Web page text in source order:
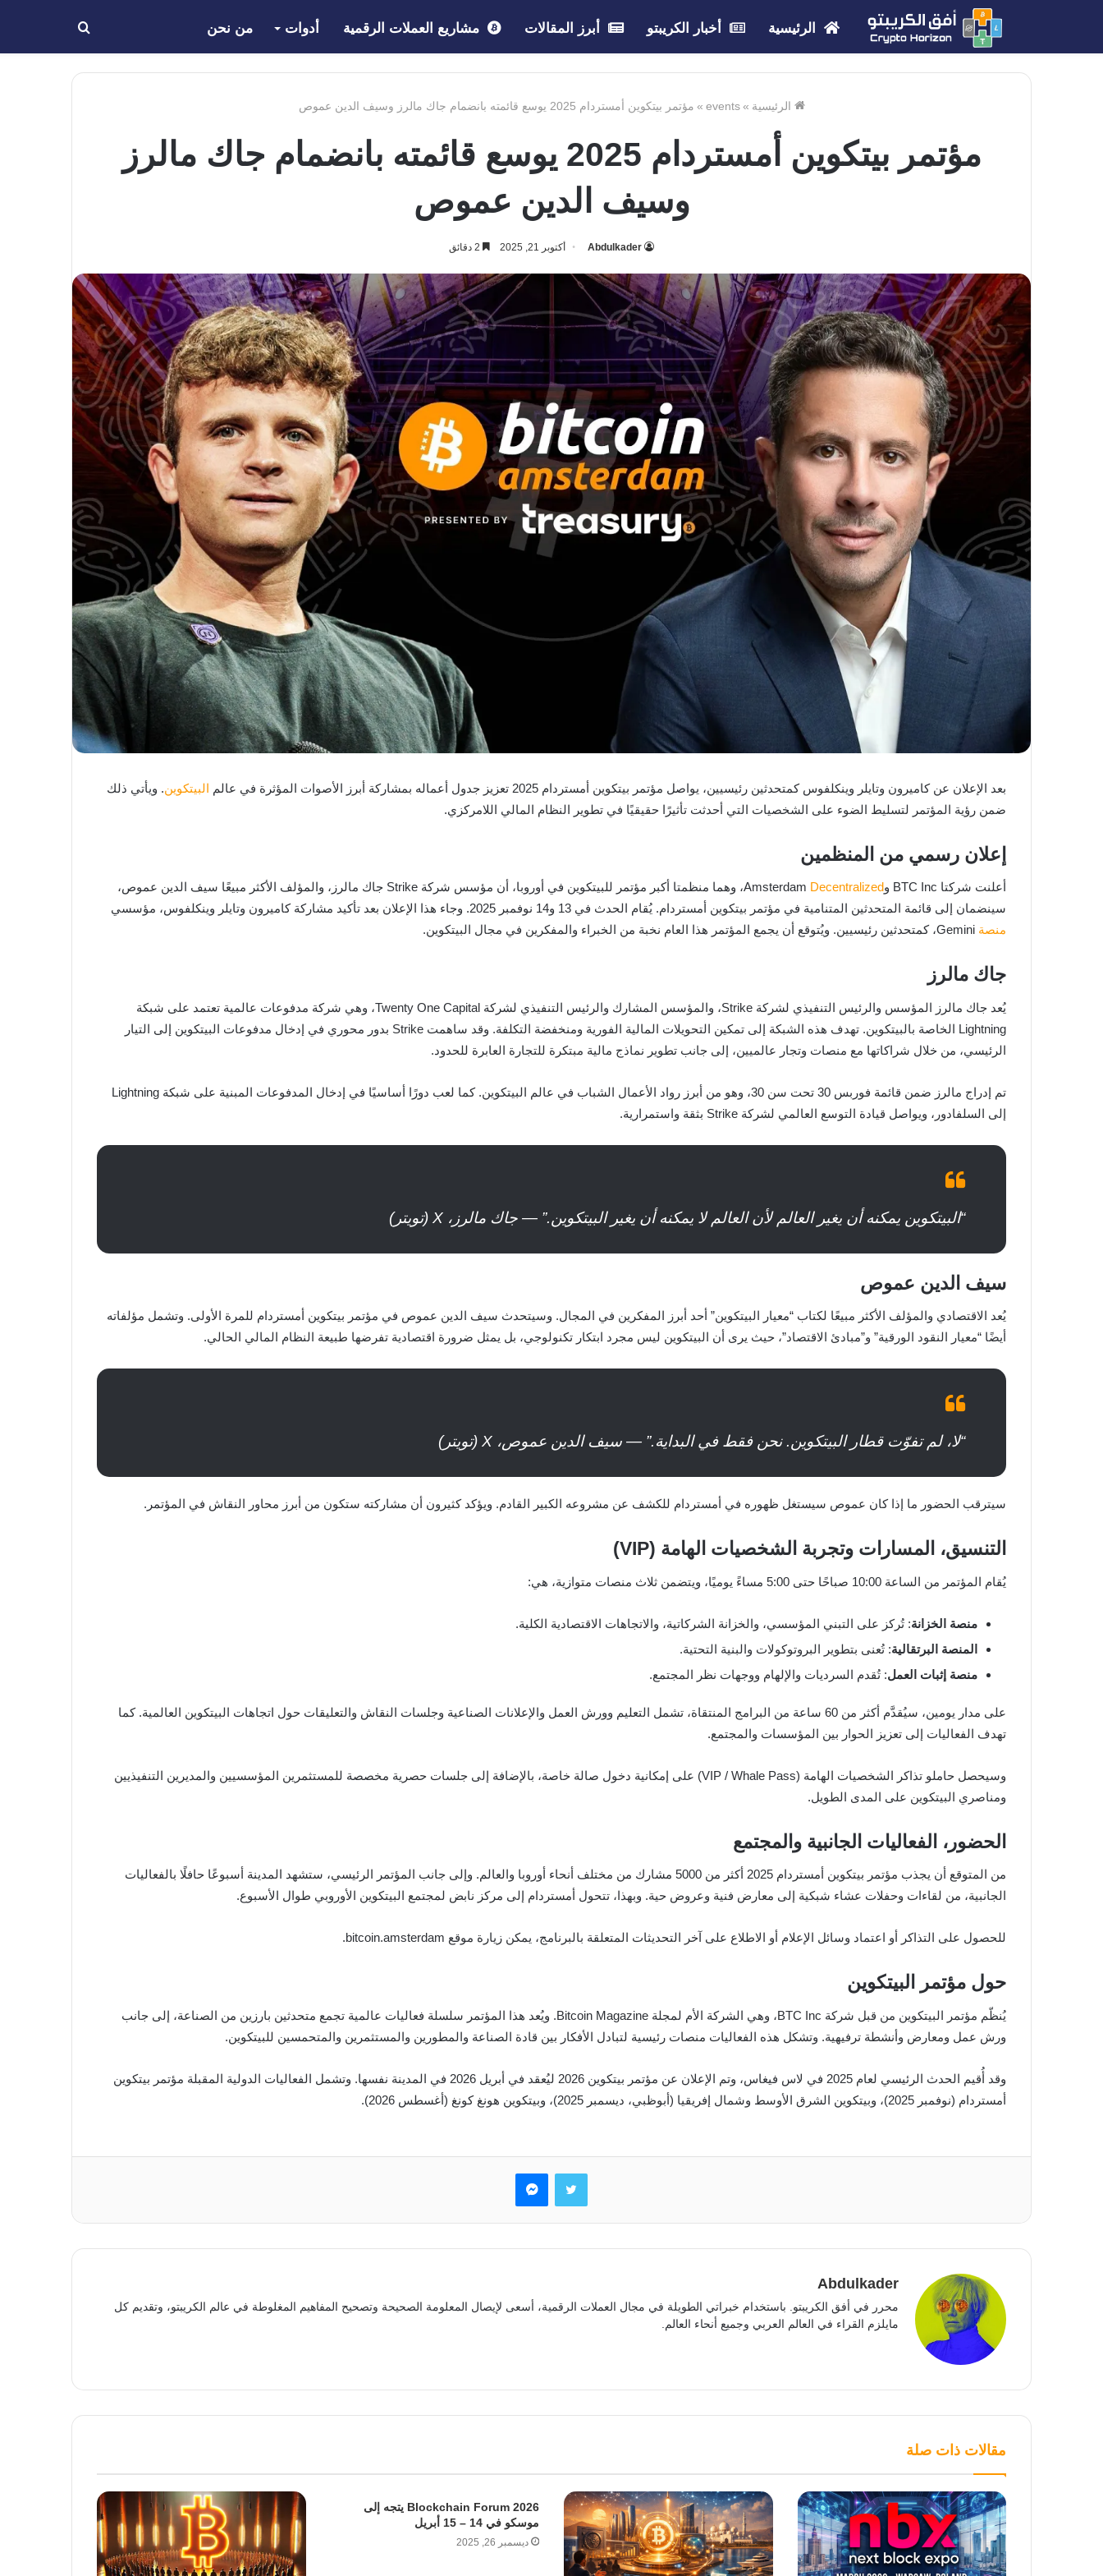
الرئيسية أخبار الكريبتو أبرز المقالات مشاريع العملات الرقمية أدوات من نحن بحث
عن
الرئيسية »
events
» مؤتمر بيتكوين أمستردام 2025 يوسع قائمته بانضمام جاك مالرز وسيف الدين عموص
مؤتمر بيتكوين أمستردام 2025 يوسع قائمته بانضمام جاك مالرز
وسيف الدين عموص
Abdulkader أكتوبر 21, 2025
بعد الإعلان عن كاميرون وتايلر وينكلفوس كمتحدثين رئيسيين، يواصل مؤتمر بيتكوين أمستردام 2025 تعزيز جدول أعماله بمشاركة أبرز الأصوات المؤثرة في عالم البيتكوين. ويأتي ذلك
ضمن رؤية المؤتمر لتسليط الضوء على الشخصيات التي أحدثت تأثيرًا حقيقيًا في تطوير النظام المالي اللامركزي.
إعلان رسمي من المنظمين
أعلنت شركتا BTC Inc وAmsterdam Decentralized
، وهما منظمتا أكبر مؤتمر للبيتكوين في أوروبا، أن مؤسس شركة Strike جاك مالرز، والمؤلف الأكثر مبيعًا سيف الدين عموص،
سينضمان إلى قائمة المتحدثين المتنامية في مؤتمر بيتكوين أمستردام. يُقام الحدث في 13 و14 نوفمبر 2025. وجاء هذا الإعلان بعد تأكيد مشاركة كاميرون وتايلر وينكلفوس، مؤسسي
منصة
جاك مالرز
يُعد جاك مالرز المؤسس والرئيس التنفيذي لشركة Strike، والمؤسس المشارك والرئيس التنفيذي لشركة Twenty One Capital، وهي شركة مدفوعات عالمية تعتمد على شبكة
Lightning الخاصة بالبيتكوين. تهدف هذه الشبكة إلى تمكين التحويلات المالية الفورية ومنخفضة التكلفة. وقد ساهمت Strike بدور محوري في إدخال مدفوعات البيتكوين إلى التيار
الرئيسي، من خلال شراكاتها مع منصات وتجار عالميين، إلى جانب تطوير نماذج مالية مبتكرة للتجارة العابرة للحدود.
تم إدراج مالرز ضمن قائمة فوربس 30 تحت سن 30، وهو من أبرز رواد الأعمال الشباب في عالم البيتكوين. كما لعب دورًا أساسيًا في إدخال المدفوعات المبنية على شبكة Lightning
إلى السلفادور، ويواصل قيادة التوسع العالمي لشركة Strike بثقة واستمرارية.
“البيتكوين يمكنه أن يغير العالم لأن العالم لا يمكنه أن يغير البيتكوين.” — جاك مالرز، X (تويتر)
سيف الدين عموص
يُعد الاقتصادي والمؤلف الأكثر مبيعًا لكتاب “معيار البيتكوين” أحد أبرز المفكرين في المجال. وسيتحدث سيف الدين عموص في مؤتمر بيتكوين أمستردام للمرة الأولى. وتشمل مؤلفاته
أيضًا “معيار النقود الورقية” و”مبادئ الاقتصاد”، حيث يرى أن البيتكوين ليس مجرد ابتكار تكنولوجي، بل يمثل ضرورة اقتصادية تفرضها طبيعة النظام المالي الحالي.
“لا، لم تفوّت قطار البيتكوين. نحن فقط في البداية.” — سيف الدين عموص، X (تويتر)
سيترقب الحضور ما إذا كان عموص سيستغل ظهوره في أمستردام للكشف عن مشروعه الكبير القادم. ويؤكد كثيرون أن مشاركته ستكون من أبرز محاور النقاش في المؤتمر.
التنسيق، المسارات وتجربة الشخصيات الهامة (VIP)
يُقام المؤتمر من الساعة 10:00 صباحًا حتى 5:00 مساءً يوميًا، ويتضمن ثلاث منصات متوازية، هي:
منصة الخزانة: تُركز على التبني المؤسسي، والخزانة الشركاتية، والاتجاهات الاقتصادية الكلية.
المنصة البرتقالية: تُعنى بتطوير البروتوكولات والبنية التحتية.
منصة إثبات العمل: تُقدم السرديات والإلهام ووجهات نظر المجتمع.
على مدار يومين، سيُقدَّم أكثر من 60 ساعة من البرامج المنتقاة، تشمل التعليم وورش العمل والإعلانات الصناعية وجلسات النقاش والتعليقات حول اتجاهات البيتكوين العالمية. كما
تهدف الفعاليات إلى تعزيز الحوار بين المؤسسات والمجتمع.
وسيحصل حاملو تذاكر الشخصيات الهامة (VIP / Whale Pass) على إمكانية دخول صالة خاصة، بالإضافة إلى جلسات حصرية مخصصة للمستثمرين المؤسسيين والمديرين التنفيذيين
ومناصري البيتكوين على المدى الطويل.
الحضور، الفعاليات الجانبية والمجتمع
من المتوقع أن يجذب مؤتمر بيتكوين أمستردام 2025 أكثر من 5000 مشارك من مختلف أنحاء أوروبا والعالم. وإلى جانب المؤتمر الرئيسي، ستشهد المدينة أسبوعًا حافلًا بالفعاليات
الجانبية، من لقاءات وحفلات عشاء شبكية إلى معارض فنية وعروض حية. وبهذا، تتحول أمستردام إلى مركز نابض لمجتمع البيتكوين الأوروبي طوال الأسبوع.
للحصول على التذاكر أو اعتماد وسائل الإعلام أو الاطلاع على آخر التحديثات المتعلقة بالبرنامج، يمكن زيارة موقع bitcoin.amsterdam.
حول مؤتمر البيتكوين
يُنظّم مؤتمر البيتكوين من قبل شركة BTC Inc، وهي الشركة الأم لمجلة Bitcoin Magazine. ويُعد هذا المؤتمر سلسلة فعاليات عالمية تجمع متحدثين بارزين من الصناعة، إلى جانب
ورش عمل ومعارض وأنشطة ترفيهية. وتشكل هذه الفعاليات منصات رئيسية لتبادل الأفكار بين قادة الصناعة والمطورين والمستثمرين والمتحمسين للبيتكوين.
وقد أُقيم الحدث الرئيسي لعام 2025 في لاس فيغاس، وتم الإعلان عن مؤتمر بيتكوين 2026 ليُعقد في أبريل 2026 في المدينة نفسها. وتشمل الفعاليات الدولية المقبلة مؤتمر بيتكوين
أمستردام (نوفمبر 2025)، وبيتكوين الشرق الأوسط وشمال إفريقيا (أبوظبي، ديسمبر 2025)، وبيتكوين هونغ كونغ (أغسطس 2026).
تويتر ماسنجر
Abdulkader
محرر في أفق الكريبتو. باستخدام خبراتي الطويلة في مجال العملات الرقمية، أسعى لإيصال المعلومة الصحيحة وتصحيح المفاهيم المغلوطة في عالم الكريبتو، وتقديم كل
مايلزم القراء في العالم العربي وجميع أنحاء العالم.
مقالات ذات صلة
Blockchain Forum 2026 يتجه إلى
موسكو في 14 – 15 أبريل
ديسمبر 26, 2025